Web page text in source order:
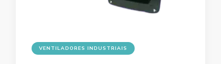
VENTILADORES INDUSTRIAIS